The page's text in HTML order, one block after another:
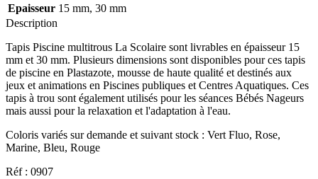
Epaisseur 15 mm, 30 mm
Description
Tapis Piscine multitrous La Scolaire sont livrables en épaisseur 15
mm et 30 mm. Plusieurs dimensions sont disponibles pour ces tapis
de piscine en Plastazote, mousse de haute qualité et destinés aux
jeux et animations en Piscines publiques et Centres Aquatiques. Ces
tapis à trou sont également utilisés pour les séances Bébés Nageurs
mais aussi pour la relaxation et l'adaptation à l'eau.
Coloris variés sur demande et suivant stock : Vert Fluo, Rose,
Marine, Bleu, Rouge
Réf : 0907